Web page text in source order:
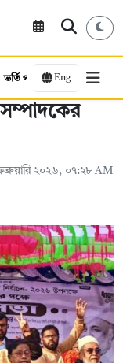
ভর্তি পরীক্ষা কর্মসংস্থান
Eng
২০২৬, ০৭:২৮ AM